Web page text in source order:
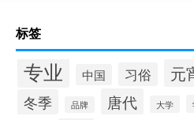
标签
专业 中国 习俗 元
冬季 品牌 唐代 大学